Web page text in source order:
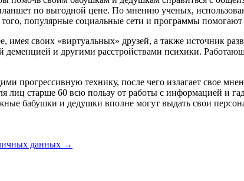
по выгодной цене. По мнению ученых,
популярные социальные сети и программы помогают
имея своих «виртуальных» друзей, а также источник
деменцией и другими расстройствами психики.
прогрессивную технику, после чего излагает свое
лиц старше 60 всю пользу от работы с информацией и
бабушки и дедушки вполне могут выдать свои
данных →